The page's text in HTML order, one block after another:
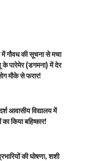
गौवध की सूचना से मचा
पारेमेर (डगमना) में देर
मौके से फरार!
आवासीय विद्यालय में
किया बहिष्कार!
की घोषणा, शशी